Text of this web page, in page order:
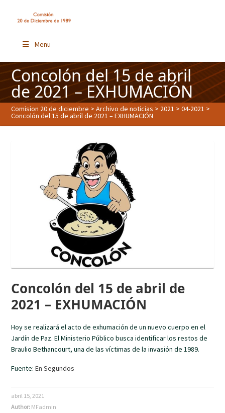
Menu
Concolón del 15 de abril
de 2021 – EXHUMACIÓN
Comision 20 de diciembre >Archivo de noticias > 2021 >04-2021 >
Concolón del 15 de abril de 2021 – EXHUMACIÓN
Concolón del 15 de abril de
2021 – EXHUMACIÓN
Hoy se realizará el acto de exhumación de un nuevo cuerpo en el
Jardín de Paz. El Ministerio Público busca identificar los restos de
Braulio Bethancourt, una de las víctimas de la invasión de 1989.
Fuente:En Segundos
abril 15, 2021
Author: MFadmin